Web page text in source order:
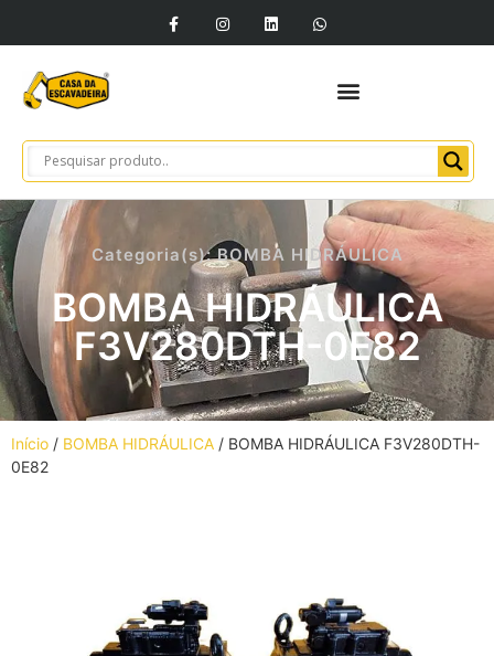
Categoria(s):BOMBA HIDRÁULICA
BOMBA HIDRÁULICA
F3V280DTH-0E82
Início / BOMBA HIDRÁULICA / BOMBA HIDRÁULICA F3V280DTH-
0E82